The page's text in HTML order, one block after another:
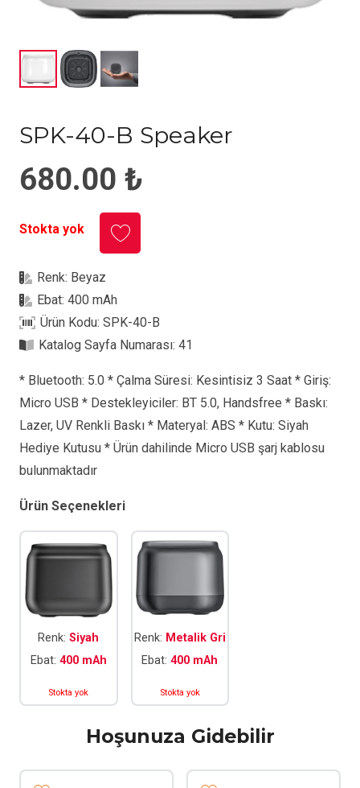
SPK-40-B Speaker
680.00 ₺
Stokta yok
Renk: Beyaz
Ebat:400 mAh
Ürün Kodu:SPK-40-B
Katalog Sayfa Numarası:41
* Bluetooth: 5.0 * Çalma Süresi: Kesintisiz 3 Saat * Giriş:
Micro USB * Destekleyiciler: BT 5.0, Handsfree * Baskı:
Lazer, UV Renkli Baskı * Materyal: ABS * Kutu: Siyah
Hediye Kutusu * Ürün dahilinde Micro USB şarj kablosu
bulunmaktadır
Ürün Seçenekleri
Renk:Siyah
Ebat: 400 mAh
Stokta yok
Renk: Metalik Gri
Ebat:400 mAh
Stokta yok
Hoşunuza Gidebilir